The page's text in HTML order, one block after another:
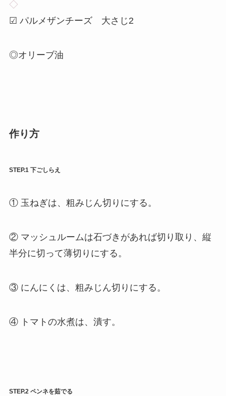
◇
☑ パルメザンチーズ 大さじ2
◎オリーブ油
作り方
STEP.1 下ごしらえ
① 玉ねぎは、粗みじん切りにする。
② マッシュルームは石づきがあれば切り取り、縦
半分に切って薄切りにする。
③ にんにくは、粗みじん切りにする。
④ トマトの水煮は、潰す。
STEP.2 ペンネを茹でる